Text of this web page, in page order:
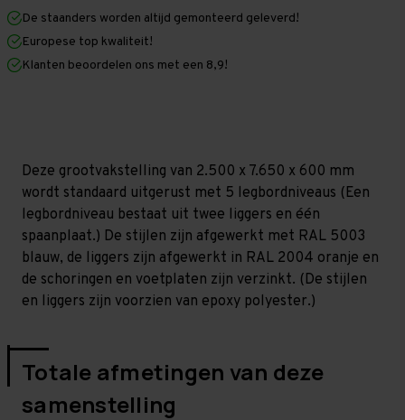
mm
x
600
mm
mm
600
mm
De staanders worden altijd gemonteerd geleverd!
Europese top kwaliteit!
Klanten beoordelen ons met een 8,9!
Deze grootvakstelling van 2.500 x 7.650 x 600 mm
wordt standaard uitgerust met 5 legbordniveaus (Een
legbordniveau bestaat uit twee liggers en één
spaanplaat.) De stijlen zijn afgewerkt met RAL 5003
blauw, de liggers zijn afgewerkt in RAL 2004 oranje en
de schoringen en voetplaten zijn verzinkt. (De stijlen
en liggers zijn voorzien van epoxy polyester.)
Totale afmetingen van deze
samenstelling